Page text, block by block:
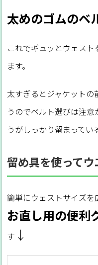
太めのゴムのベ
これでギュッとウェス
ます。
太すぎるとジャケットの
うのでベルト選びは注
うがしっかり留まってい
留め具を使って
簡単にウェストサイズ
お直し用の便利
す ↓